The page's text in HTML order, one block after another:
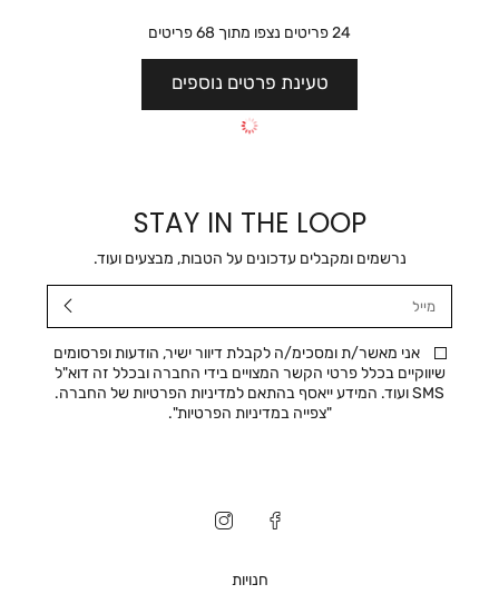
24פריטים נצפו מתוך 68פריטים
טעינת פרטים נוספים
STAY IN THE LOOP
נרשמים ומקבלים עדכונים על הטבות, מבצעים ועוד.
אני מאשר/ת ומסכימ/ה לקבלת דיוור ישיר, הודעות ופרסומים
שיווקיים בכלל פרטי הקשר המצויים בידי החברה ובכלל זה דוא"ל
SMS ועוד. המידע ייאסף בהתאם למדיניות הפרטיות של החברה.
"צפייה במדיניות הפרטיות".
חנויות